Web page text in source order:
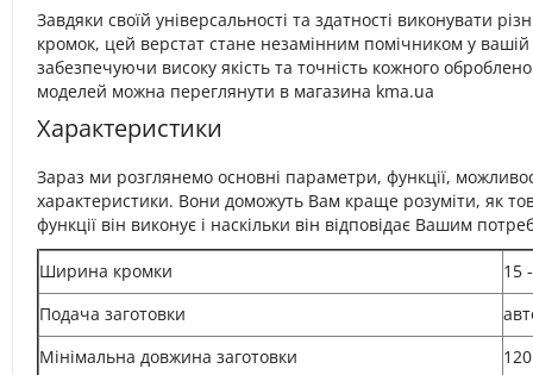
Завдяки своїй універсальності та здатності виконувати
кромок, цей верстат стане незамінним помічником у вашій
забезпечуючи високу якість та точність кожного
моделей можна переглянути в магазина kma.ua
Характеристики
Зараз ми розглянемо основні параметри, функції,
характеристики. Вони доможуть Вам краще розуміти, як
функції він виконує і наскільки він відповідає Вашим
Ширина кромки
15
Подача заготовки
Мінімальна довжина заготовки